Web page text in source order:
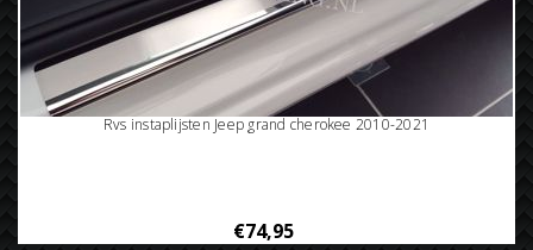
Rvs instaplijsten Jeep grand cherokee 2010-2021
€74,95